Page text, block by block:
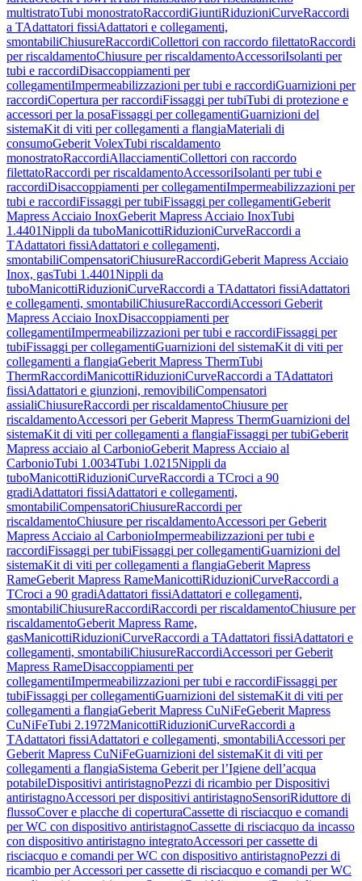
multistratoTubi monostratoRaccordiGiuntiRiduzioniCurveRaccordi
a TAdattatori fissiAdattatori e collegamenti,
smontabiliChiusureRaccordiCollettori con raccordo filettatoRaccordi
per riscaldamentoChiusure per riscaldamentoAccessoriIsolanti per
tubi e raccordiDisaccoppiamenti per
collegamentiImpermeabilizzazioni per tubi e raccordiGuarnizioni per
raccordiCopertura per raccordiFissaggi per tubiTubi di protezione e
accessori per la posaFissaggi per collegamentiGuarnizioni del
sistemaKit di viti per collegamenti a flangiaMateriali di
consumoGeberit VolexTubi riscaldamento
monostratoRaccordiAllacciamentiCollettori con raccordo
filettatoRaccordi per riscaldamentoAccessoriIsolanti per tubi e
raccordiDisaccoppiamenti per collegamentiImpermeabilizzazioni per
tubi e raccordiFissaggi per tubiFissaggi per collegamentiGeberit
Mapress Acciaio InoxGeberit Mapress Acciaio InoxTubi
1.4401Nippli da tuboManicottiRiduzioniCurveRaccordi a
TAdattatori fissiAdattatori e collegamenti,
smontabiliCompensatoriChiusureRaccordiGeberit Mapress Acciaio
Inox, gasTubi 1.4401Nippli da
tuboManicottiRiduzioniCurveRaccordi a TAdattatori fissiAdattatori
e collegamenti, smontabiliChiusureRaccordiAccessori Geberit
Mapress Acciaio InoxDisaccoppiamenti per
collegamentiImpermeabilizzazioni per tubi e raccordiFissaggi per
tubiFissaggi per collegamentiGuarnizioni del sistemaKit di viti per
collegamenti a flangiaGeberit Mapress ThermTubi
ThermRaccordiManicottiRiduzioniCurveRaccordi a TAdattatori
fissiAdattatori e giunzioni, removibiliCompensatori
assialiChiusureRaccordi per riscaldamentoChiusure per
riscaldamentoAccessori per Geberit Mapress ThermGuarnizioni del
sistemaKit di viti per collegamenti a flangiaFissaggi per tubiGeberit
Mapress acciaio al CarbonioGeberit Mapress Acciaio al
CarbonioTubi 1.0034Tubi 1.0215Nippli da
tuboManicottiRiduzioniCurveRaccordi a TCroci a 90
gradiAdattatori fissiAdattatori e collegamenti,
smontabiliCompensatoriChiusureRaccordi per
riscaldamentoChiusure per riscaldamentoAccessori per Geberit
Mapress Acciaio al CarbonioImpermeabilizzazioni per tubi e
raccordiFissaggi per tubiFissaggi per collegamentiGuarnizioni del
sistemaKit di viti per collegamenti a flangiaGeberit Mapress
RameGeberit Mapress RameManicottiRiduzioniCurveRaccordi a
TCroci a 90 gradiAdattatori fissiAdattatori e collegamenti,
smontabiliChiusureRaccordiRaccordi per riscaldamentoChiusure per
riscaldamentoGeberit Mapress Rame,
gasManicottiRiduzioniCurveRaccordi a TAdattatori fissiAdattatori e
collegamenti, smontabiliChiusureRaccordiAccessori per Geberit
Mapress RameDisaccoppiamenti per
collegamentiImpermeabilizzazioni per tubi e raccordiFissaggi per
tubiFissaggi per collegamentiGuarnizioni del sistemaKit di viti per
collegamenti a flangiaGeberit Mapress CuNiFeGeberit Mapress
CuNiFeTubi 2.1972ManicottiRiduzioniCurveRaccordi a
TAdattatori fissiAdattatori e collegamenti, smontabiliAccessori per
Geberit Mapress CuNiFeGuarnizioni del sistemaKit di viti per
collegamenti a flangiaSistema Geberit per l’Igiene dell’acqua
potabileDispositivi antiristagnoPezzi di ricambio per Dispositivi
antiristagnoAccessori per dispositivi antiristagnoSensoriRiduttore di
flussoCover e placche di coperturaCassette di risciacquo e comandi
per WC con dispositivo antiristagnoCassette di risciacquo da incasso
con dispositivo antiristagno integratoAccessori per cassette di
risciacquo e comandi per WC con dispositivo antiristagnoPezzi di
ricambio per Accessori per cassette di risciacquo e comandi per WC